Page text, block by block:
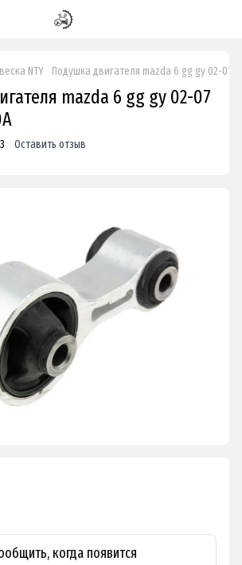
NTY Подушка двигателя mazda 6 gg gy 02-07
mazda 6 gg gy 02-07
Оставить отзыв
когда появится